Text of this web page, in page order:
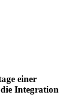
einer
Integration